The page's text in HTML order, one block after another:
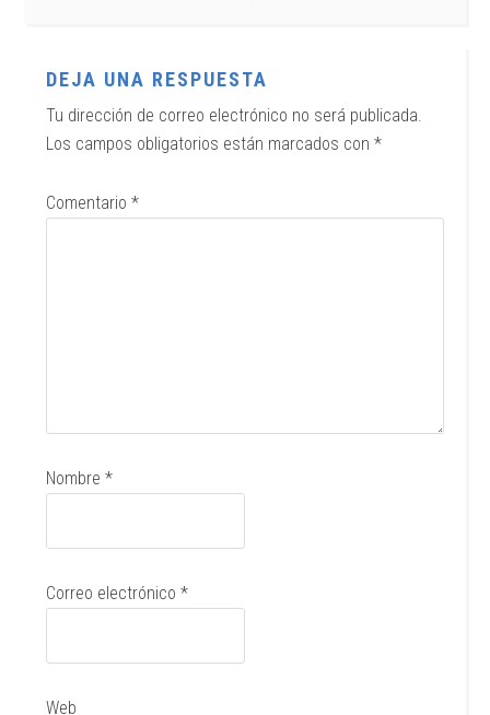
DEJA UNA RESPUESTA
Tu dirección de correo electrónico no será publicada.
Los campos obligatorios están marcados con*
Comentario*
Nombre*
Correo electrónico*
Web